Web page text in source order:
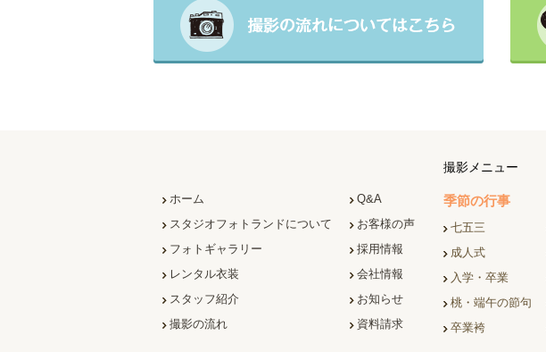
撮影メニュー
ホーム
スタジオフォトランドについて
フォトギャラリー
レンタル衣装
スタッフ紹介
撮影の流れ
Q&A
お客様の声
採用情報
会社情報
お知らせ
資料請求
季節の行事
七五三
成人式
入学・卒業
桃・端午の節句
卒業袴